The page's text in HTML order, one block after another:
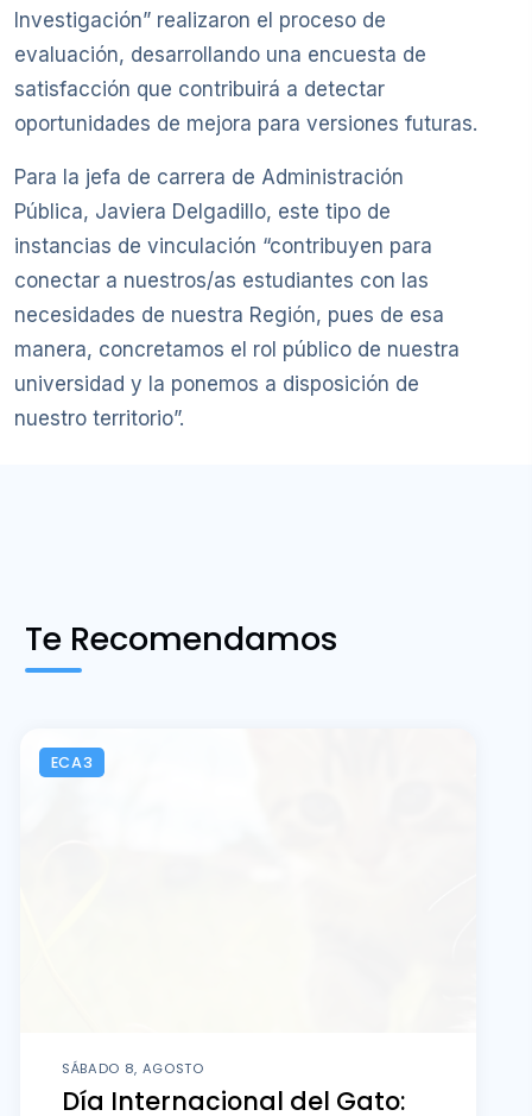
Investigación” realizaron el proceso de
evaluación, desarrollando una encuesta de
satisfacción que contribuirá a detectar
oportunidades de mejora para versiones futuras.
Para la jefa de carrera de Administración
Pública, Javiera Delgadillo, este tipo de
instancias de vinculación “contribuyen para
conectar a nuestros/as estudiantes con las
necesidades de nuestra Región, pues de esa
manera, concretamos el rol público de nuestra
universidad y la ponemos a disposición de
nuestro territorio”.
Te Recomendamos
ECA3
SÁBADO 8, AGOSTO
Día Internacional del Gato: